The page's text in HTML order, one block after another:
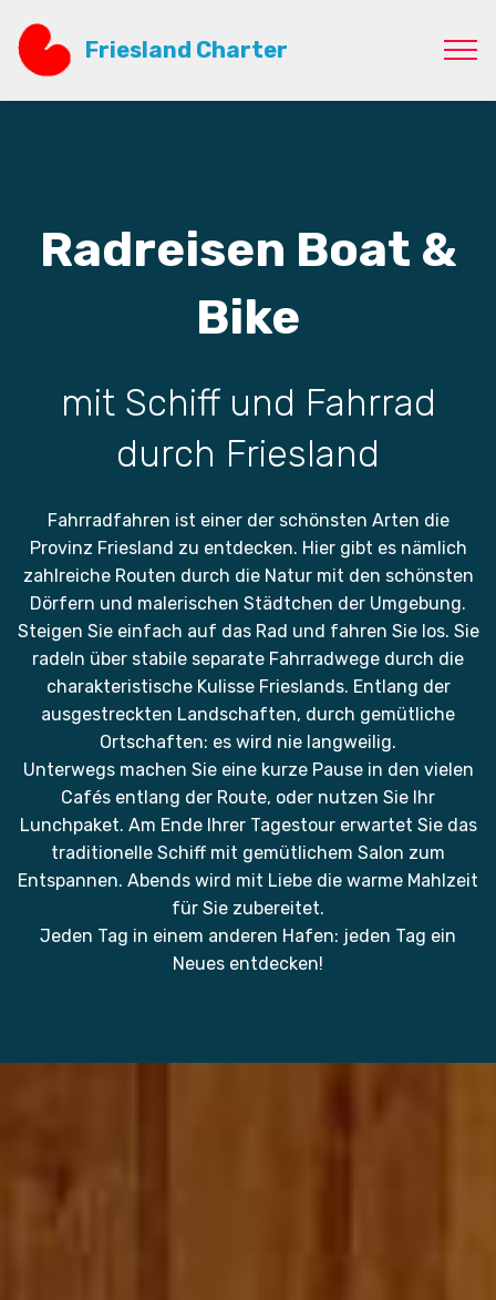
Friesland Charter
Radreisen Boat &
Bike
mit Schiff und Fahrrad
durch Friesland
Fahrradfahren ist einer der schönsten Arten die
Provinz Friesland zu entdecken. Hier gibt es nämlich
zahlreiche Routen durch die Natur mit den schönsten
Dörfern und malerischen Städtchen der Umgebung.
Steigen Sie einfach auf das Rad und fahren Sie los. Sie
radeln über stabile separate Fahrradwege durch die
charakteristische Kulisse Frieslands. Entlang der
ausgestreckten Landschaften, durch gemütliche
Ortschaften: es wird nie langweilig.
Unterwegs machen Sie eine kurze Pause in den vielen
Cafés entlang der Route, oder nutzen Sie Ihr
Lunchpaket. Am Ende Ihrer Tagestour erwartet Sie das
traditionelle Schiff mit gemütlichem Salon zum
Entspannen. Abends wird mit Liebe die warme Mahlzeit
für Sie zubereitet.
Jeden Tag in einem anderen Hafen: jeden Tag ein
Neues entdecken!